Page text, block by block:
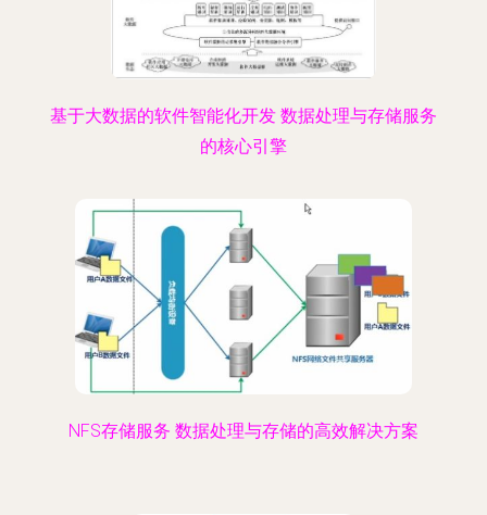
基于大数据的软件智能化开发 数据处理与存储服务
的核心引擎
NFS存储服务 数据处理与存储的高效解决方案